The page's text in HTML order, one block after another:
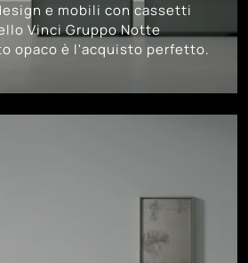
e mobili con cassetti
Vinci Gruppo Notte
opaco è l'acquisto perfetto.